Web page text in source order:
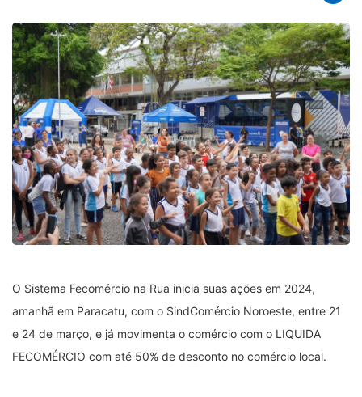
O Sistema Fecomércio na Rua inicia suas ações em 2024,
amanhã em Paracatu, com o SindComércio Noroeste, entre 21
e 24 de março, e já movimenta o comércio com o LIQUIDA
FECOMÉRCIO com até 50% de desconto no comércio local.